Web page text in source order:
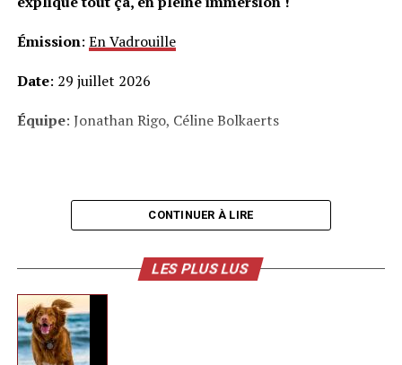
Émission: En Vadrouille
Date: 29 juillet 2026
Équipe: Jonathan Rigo, Céline Bolkaerts
CONTINUER À LIRE
LES PLUS LUS